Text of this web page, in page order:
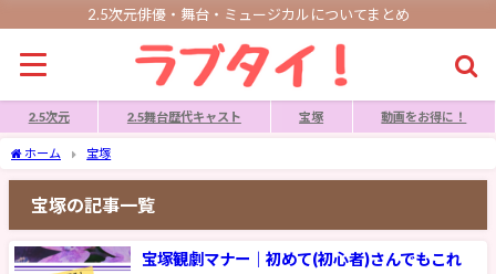
2.5次元俳優・舞台・ミュージカルについてまとめ
2.5次元 2.5舞台歴代キャスト 宝塚 動画をお得に！
ホーム 宝塚
宝塚の記事一覧
宝塚観劇マナー｜初めて(初心者)さんでもこれ